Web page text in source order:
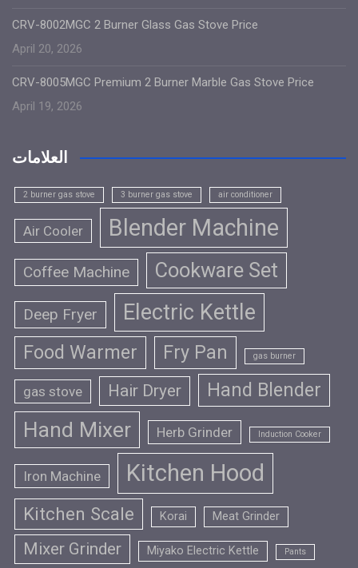
CRV-8002MGC 2 Burner Glass Gas Stove Price
April 20, 2026
CRV-8005MGC Premium 2 Burner Marble Gas Stove Price
April 19, 2026
العلامات
2 burner gas stove 3 burner gas stove air conditioner
Air Cooler Blender Machine
Coffee Machine Cookware Set
Deep Fryer Electric Kettle
Food Warmer Fry Pan gas burner
gas stove Hair Dryer Hand Blender
Hand Mixer Herb Grinder Induction Cooker
Iron Machine Kitchen Hood
Kitchen Scale Korai Meat Grinder
Mixer Grinder Miyako Electric Kettle Pants